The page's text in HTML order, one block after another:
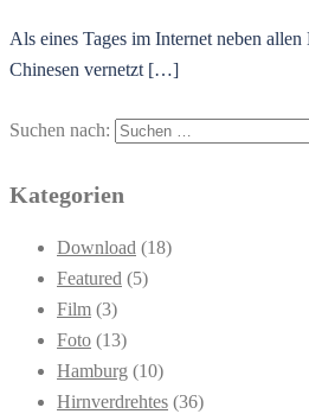
Als eines Tages im Internet neben
Chinesen vernetzt […]
Suchen nach:
Kategorien
Download (18)
Featured (5)
Film (3)
Foto (13)
Hamburg (10)
Hirnverdrehtes (36)